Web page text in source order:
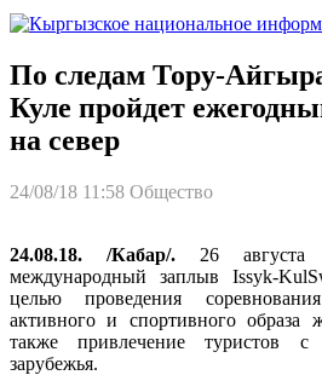
По следам Тору-
Куле пройдет
на север
24/08/18 11:58 Общество
24.08.18. /Кабар/.26 августа
международный заплыв Issyk-
целью проведения
активного и спортивного образа
также привлечение туристов
зарубежья.